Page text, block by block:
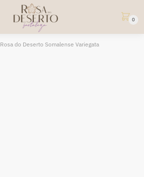
0
Rosa do Deserto Somalense Variegata